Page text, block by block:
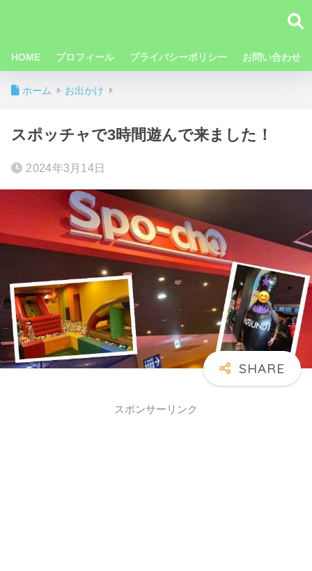
HOME プロフィール プライバシーポリシー お問い合わせ
ホーム お出かけ
スポッチャで3時間遊んで来ました！
2024年3月14日
スポンサーリンク